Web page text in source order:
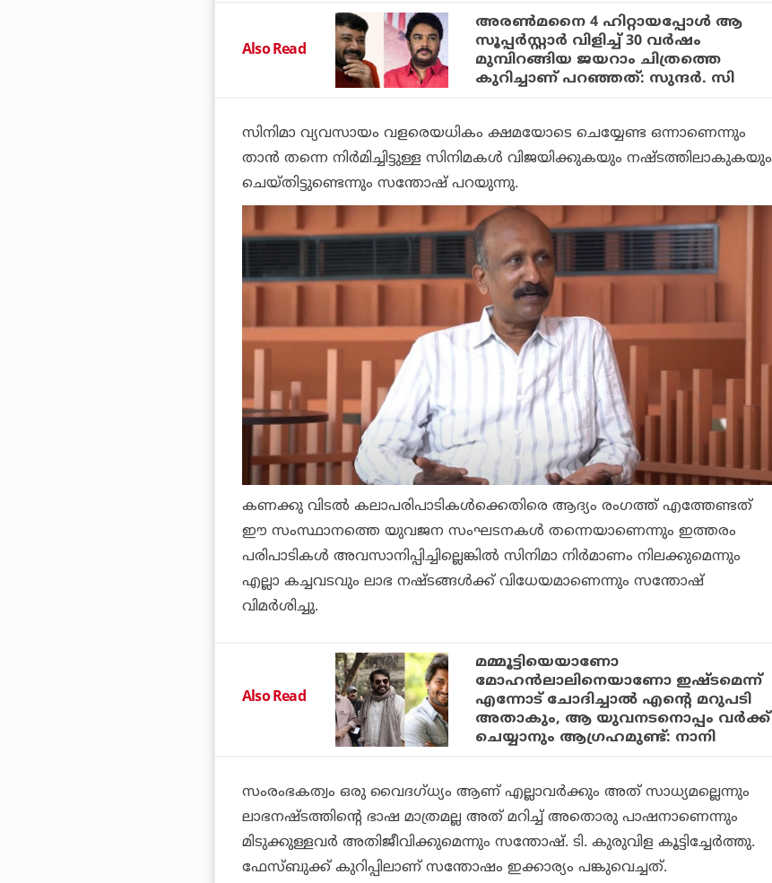
Also Read
അരണ്‍മനൈ 4 ഹിറ്റായപ്പോള്‍ ആ
സൂപ്പര്‍സ്റ്റാര്‍ വിളിച്ച് 30 വര്‍ഷം
മുമ്പിറങ്ങിയ ജയറാം ചിത്രത്തെ
കുറിച്ചാണ് പറഞ്ഞത്: സുന്ദര്‍. സി
സിനിമാ വ്യവസായം വളരെയധികം ക്ഷമയോടെ ചെയ്യേണ്ട ഒന്നാണെന്നും
താൻ തന്നെ നിർമിച്ചിട്ടുള്ള സിനിമകൾ വിജയിക്കുകയും നഷ്ടത്തിലാകുകയും
ചെയ്തിട്ടുണ്ടെന്നും സന്തോഷ് പറയുന്നു.
കണക്കു വിടൽ കലാപരിപാടികൾക്കെതിരെ ആദ്യം രംഗത്ത് എത്തേണ്ടത്
ഈ സംസ്ഥാനത്തെ യുവജന സംഘടനകൾ തന്നെയാണെന്നും ഇത്തരം
പരിപാടികൾ അവസാനിപ്പിച്ചില്ലെങ്കിൽ സിനിമാ നി‍ർമാണം നിലക്കുമെന്നും
എല്ലാ കച്ചവടവും ലാഭ നഷ്ടങ്ങൾക്ക് വിധേയമാണെന്നും സന്തോഷ്
വിമർശിച്ചു.
Also Read
മമ്മൂട്ടിയെയാണോ
മോഹന്‍ലാലിനെയാണോ ഇഷ്ടമെന്ന്
എന്നോട് ചോദിച്ചാല്‍ എന്റെ മറുപടി
അതാകും, ആ യുവനടനൊപ്പം വര്‍ക്ക്
ചെയ്യാനും ആഗ്രഹമുണ്ട്: നാനി
സംരംഭകത്വം ഒരു വൈദഗ്ധ്യം ആണ് എല്ലാവർക്കും അത് സാധ്യമല്ലെന്നും
ലാഭനഷ്ടത്തിൻ്റെ ഭാഷ മാത്രമല്ല അത് മറിച്ച് അതൊരു പാഷനാണെന്നും
മിടുക്കുള്ളവർ അതിജീവിക്കുമെന്നും സന്തോഷ്. ടി. കുരുവിള കൂട്ടിച്ചേർത്തു.
ഫേസ്ബുക്ക് കുറിപ്പിലാണ് സന്തോഷം ഇക്കാര്യം പങ്കുവെച്ചത്.